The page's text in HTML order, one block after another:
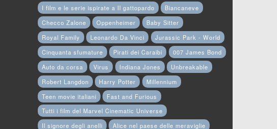
I film e le serie ispirate a Il gattopardo
Biancaneve
Checco Zalone
Oppenheimer
Baby Sitter
Royal Family
Leonardo Da Vinci
Jurassic Park - World
Cinquanta sfumature
Pirati dei Caraibi
007 James Bond
Auto da corsa
Virus Indiana Jones
Unbreakable
Robert Langdon
Harry Potter
Millennium
Teen movie italiani
Fast and Furious
Tutti i film del Marvel Cinematic Universe
Il signore degli anelli
Alice nel paese delle meraviglie